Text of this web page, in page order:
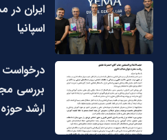
ایران در
اسپانیا
درخواست
بررسی
ارشد